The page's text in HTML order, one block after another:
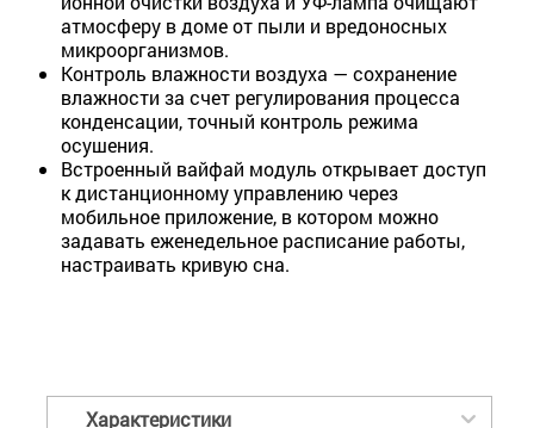
атмосферу в доме от пыли и вредоносных
микроорганизмов.
Контроль влажности воздуха — сохранение
влажности за счет регулирования процесса
конденсации, точный контроль режима
осушения.
Встроенный вайфай модуль открывает доступ
к дистанционному управлению через
мобильное приложение, в котором можно
задавать еженедельное расписание работы,
настраивать кривую сна.
Характеристики